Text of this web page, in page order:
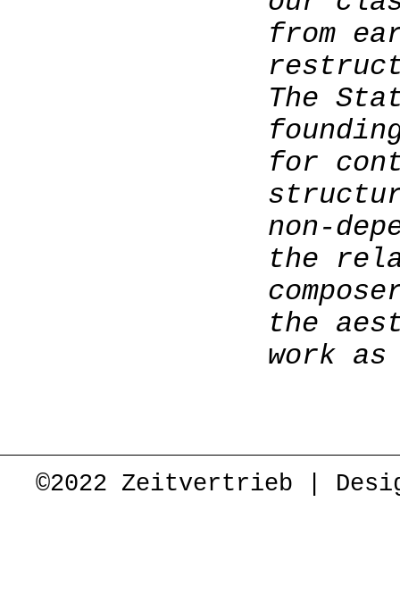
from
The
for
non-
the
the
work
©2022 Zeitvertrieb |